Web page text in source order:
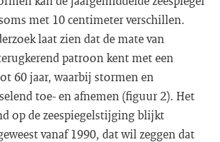
met 10 centimeter verschillen.
laat zien dat de mate van
patroon kent met een
60 jaar, waarbij stormen en
toe- en afnemen (figuur 2). Het
op de zeespiegelstijging blijkt
vanaf 1990, dat wil zeggen dat